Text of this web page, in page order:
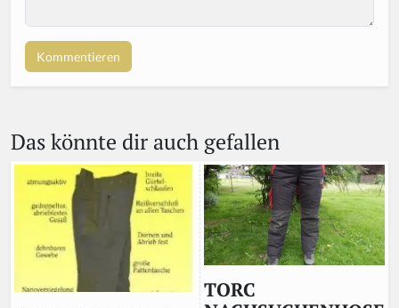
o
u
h
u
n,
r
Das könnte dir auch gefallen
TORC